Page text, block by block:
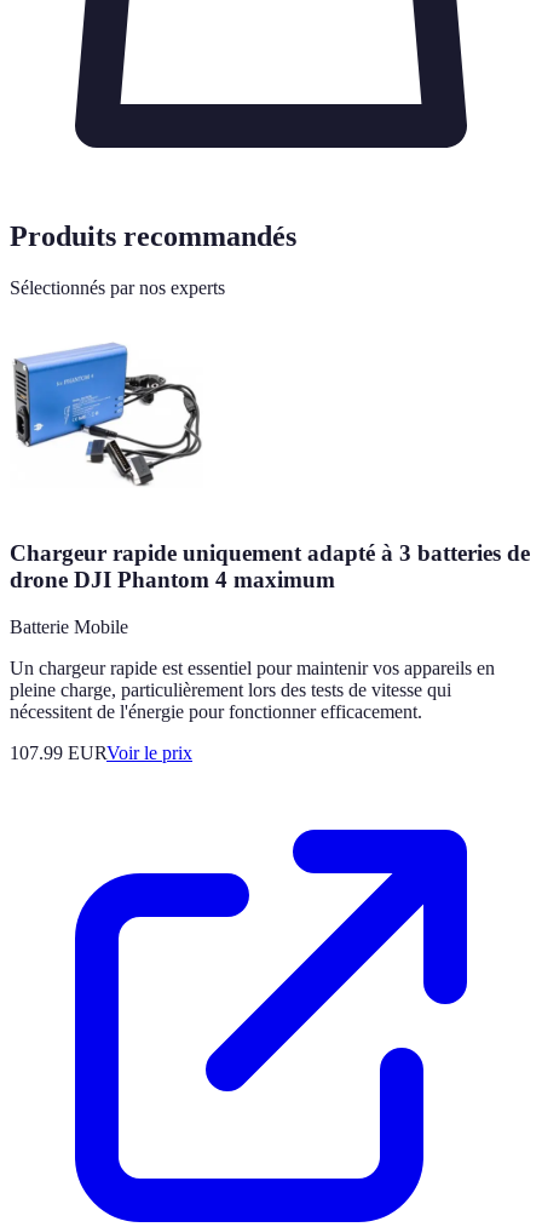
Produits recommandés
Sélectionnés par nos experts
Chargeur rapide uniquement adapté à 3 batteries de
drone DJI Phantom 4 maximum
Batterie Mobile
Un chargeur rapide est essentiel pour maintenir vos appareils en
pleine charge, particulièrement lors des tests de vitesse qui
nécessitent de l'énergie pour fonctionner efficacement.
107.99 EURVoir le prix